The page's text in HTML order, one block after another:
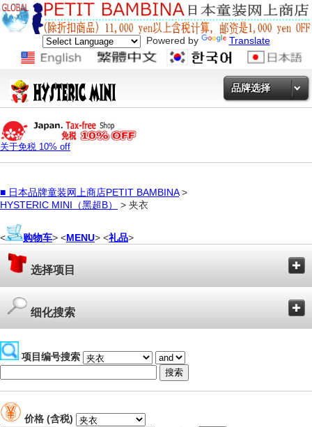
Powered by Translate
品牌选择
关于免税 10% off
■ 日本品牌童装网上商店PETIT BAMBINA>
HYSTERIC MINI（黑超B）
> 夹衣
< 购物车> <MENU> <礼品>
选择项目
细化搜索
项目编号搜索
价格 (含税)